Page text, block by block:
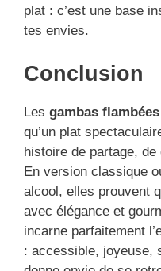
plat : c’est une base
tes envies.
Conclusion
Les gambas
qu’un plat
histoire de partage,
En version classique
alcool, elles prouvent
avec élégance et
incarne parfaitement
: accessible, joyeuse,